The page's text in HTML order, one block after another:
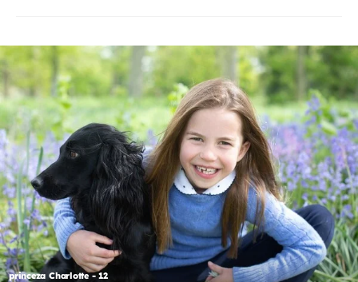
princeza Charlotte - 12